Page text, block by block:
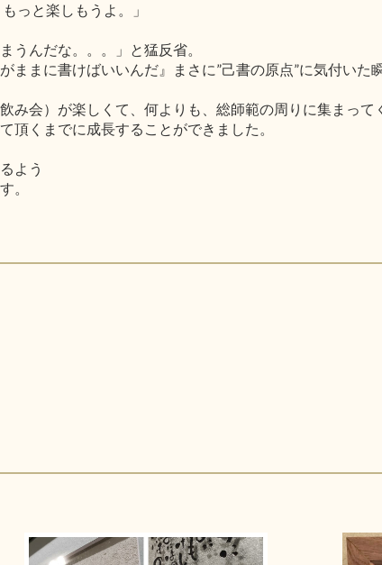
っと楽しもうよ。」
うんだな。。。」と猛反省。
ままに書けばいいんだ』まさに”己書の原点”に気付いた
み会）が楽しくて、何よりも、総師範の周りに集まっ
頂くまでに成長することができました。
よう
。